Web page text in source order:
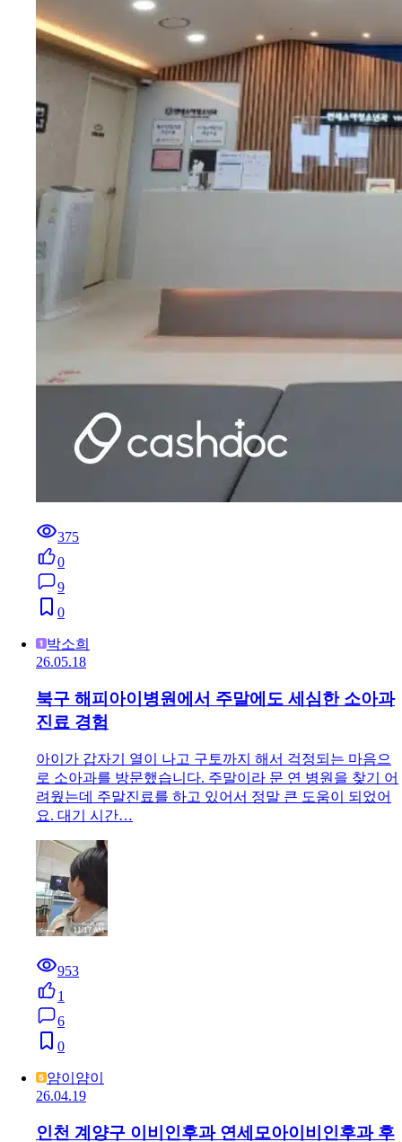
375
0
9
0
박소희
26.05.18
북구 해피아이병원에서 주말에도 세심한 소아과
진료 경험
아이가 갑자기 열이 나고 구토까지 해서 걱정되는 마음으
로 소아과를 방문했습니다. 주말이라 문 연 병원을 찾기 어
려웠는데 주말진료를 하고 있어서 정말 큰 도움이 되었어
요. 대기 시간…
953
1
6
0
얌이얌이
26.04.19
인천 계양구 이비인후과 연세모아이비인후과 후